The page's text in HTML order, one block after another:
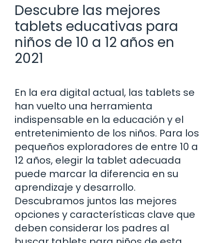
Descubre las mejores
tablets educativas para
niños de 10 a 12 años en
2021
En la era digital actual, las tablets se
han vuelto una herramienta
indispensable en la educación y el
entretenimiento de los niños. Para los
pequeños exploradores de entre 10 a
12 años, elegir la tablet adecuada
puede marcar la diferencia en su
aprendizaje y desarrollo.
Descubramos juntos las mejores
opciones y características clave que
deben considerar los padres al